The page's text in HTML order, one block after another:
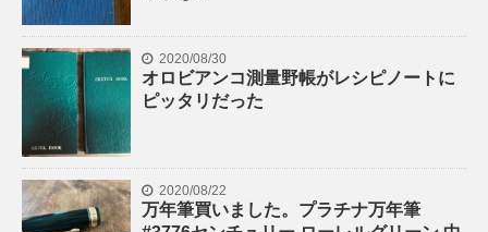
2020/08/30
オロビアンコ測量野帳がレシピノートに
ピッタリだった
2020/08/22
万年筆買いました。プラチナ万年筆